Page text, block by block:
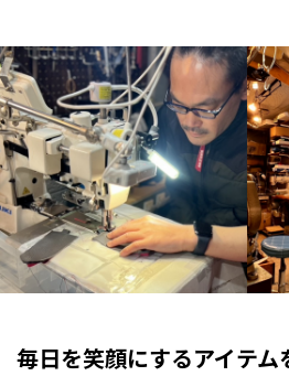
毎日を笑顔にするアイテ